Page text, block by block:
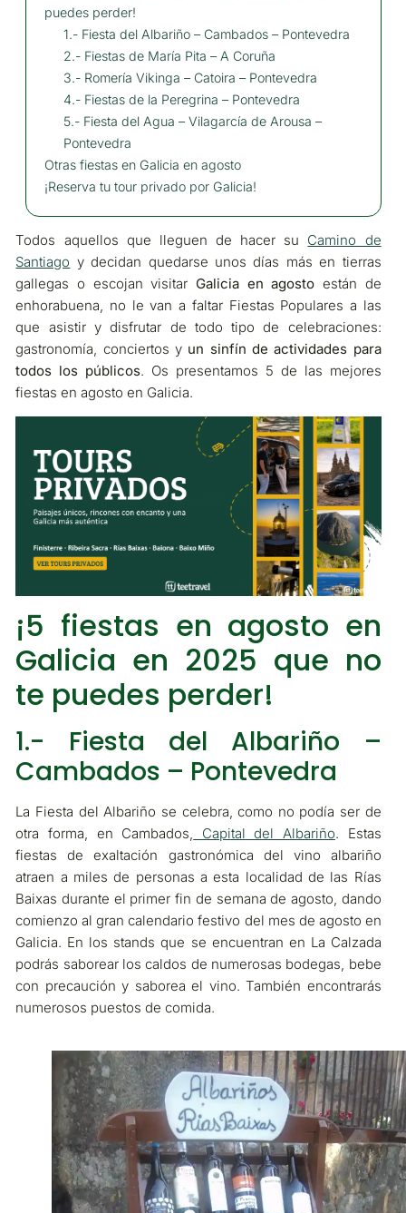
puedes perder!
1.- Fiesta del Albariño – Cambados – Pontevedra
2.- Fiestas de María Pita – A Coruña
3.- Romería Vikinga – Catoira – Pontevedra
4.- Fiestas de la Peregrina – Pontevedra
5.- Fiesta del Agua – Vilagarcía de Arousa –
Pontevedra
Otras fiestas en Galicia en agosto
¡Reserva tu tour privado por Galicia!
Todos aquellos que lleguen de hacer su Camino de
Santiago y decidan quedarse unos días más en tierras
gallegas o escojan visitar Galicia en agosto están de
enhorabuena, no le van a faltar Fiestas Populares a las
que asistir y disfrutar de todo tipo de celebraciones:
gastronomía, conciertos y un sinfín de actividades para
todos los públicos. Os presentamos 5 de las mejores
fiestas en agosto en Galicia.
¡5 fiestas en agosto en
Galicia en 2025 que no
te puedes perder!
1.- Fiesta del Albariño –
Cambados – Pontevedra
La Fiesta del Albariño se celebra, como no podía ser de
otra forma, en Cambados, Capital del Albariño. Estas
fiestas de exaltación gastronómica del vino albariño
atraen a miles de personas a esta localidad de las Rías
Baixas durante el primer fin de semana de agosto, dando
comienzo al gran calendario festivo del mes de agosto en
Galicia. En los stands que se encuentran en La Calzada
podrás saborear los caldos de numerosas bodegas, bebe
con precaución y saborea el vino. También encontrarás
numerosos puestos de comida.